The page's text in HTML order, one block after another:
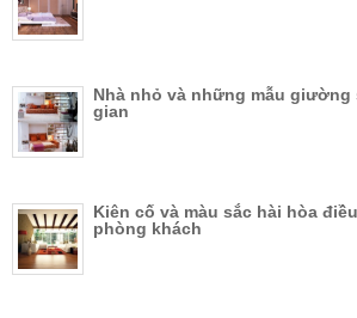
Nhà nhỏ và những mẫu giường
gian
Kiên cố và màu sắc hài hòa
phòng khách